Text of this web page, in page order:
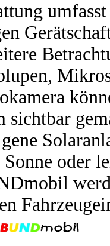
sichtbar
oder